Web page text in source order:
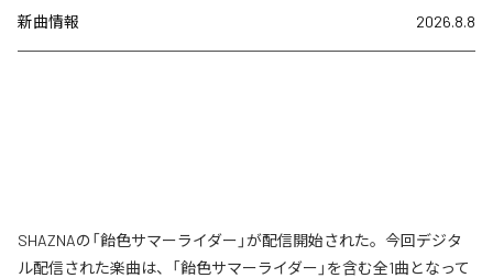
新曲情報 2026.8.8
SHAZNAの「飴色サマーライダー」が配信開始された。今回デジタ
ル配信された楽曲は、「飴色サマーライダー」を含む全1曲となって